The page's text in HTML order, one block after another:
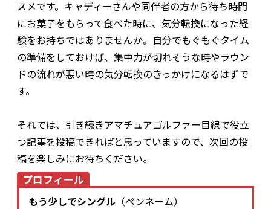
スメです。キャディーさんや同伴者の方から待ち時間
にお菓子をもらって食べた時に、気分転換になった経
験をお持ちではありませんか。自分でもぐもぐタイム
の準備をしておけば、集中力が切れそうな時やラウン
ドの流れが悪い時の気分転換のきっかけになるはずで
す。
それでは、引き続きアマチュアゴルファー目線で役立
つ記事を投稿できればと思っていますので、次回の投
稿を楽しみにお待ちください。
プロフィール
もう少しでシングル （ペンネーム）